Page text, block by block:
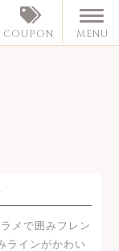
COUPON MENU
メで囲みフレン
ラインがかわい